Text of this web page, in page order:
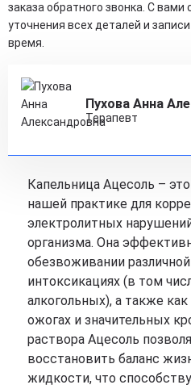
заказа обратного звонка. С
уточнения всех деталей и
время.
Пухова Анна
Терапевт
Капельница Ацесоль –
нашей практике для
электролитных
организма. Она
обезвоживании различной
интоксикациях (в том
алкогольных), а также
ожогах и значительных
раствора Ацесоль
восстановить баланс
жидкости, что